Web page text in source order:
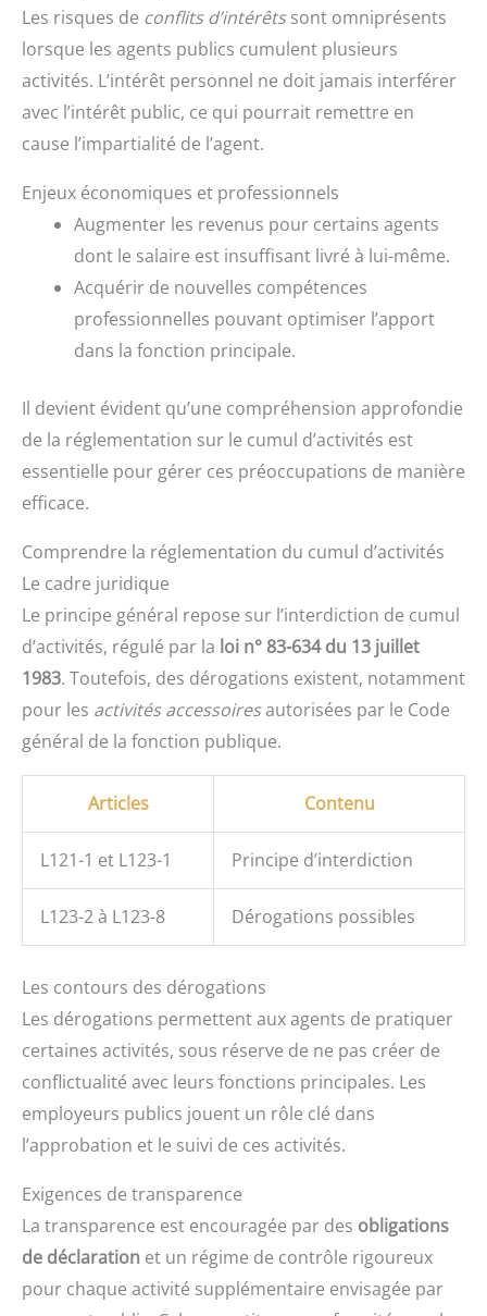
Les risques de conflits d’intérêtssont omniprésents
lorsque les agents publics cumulent plusieurs
activités. L’intérêt personnel ne doit jamais interférer
avec l’intérêt public, ce qui pourrait remettre en
cause l’impartialité de l’agent.
Enjeux économiques et professionnels
Augmenter les revenus pour certains agents
dont le salaire est insuffisant livré à lui-même.
Acquérir de nouvelles compétences
professionnelles pouvant optimiser l’apport
dans la fonction principale.
Il devient évident qu’une compréhension approfondie
de la réglementation sur le cumul d’activités est
essentielle pour gérer ces préoccupations de manière
efficace.
Comprendre la réglementation du cumul d’activités
Le cadre juridique
Le principe général repose sur l’interdiction de cumul
d’activités, régulé par la loi n° 83-634 du 13 juillet
1983. Toutefois, des dérogations existent, notamment
pour les activités accessoiresautorisées par le Code
général de la fonction publique.
Articles Contenu
L121-1 et L123-1 Principe d’interdiction
L123-2 à L123-8 Dérogations possibles
Les contours des dérogations
Les dérogations permettent aux agents de pratiquer
certaines activités, sous réserve de ne pas créer de
conflictualité avec leurs fonctions principales. Les
employeurs publics jouent un rôle clé dans
l’approbation et le suivi de ces activités.
Exigences de transparence
La transparence est encouragée par des obligations
de déclaration et un régime de contrôle rigoureux
pour chaque activité supplémentaire envisagée par